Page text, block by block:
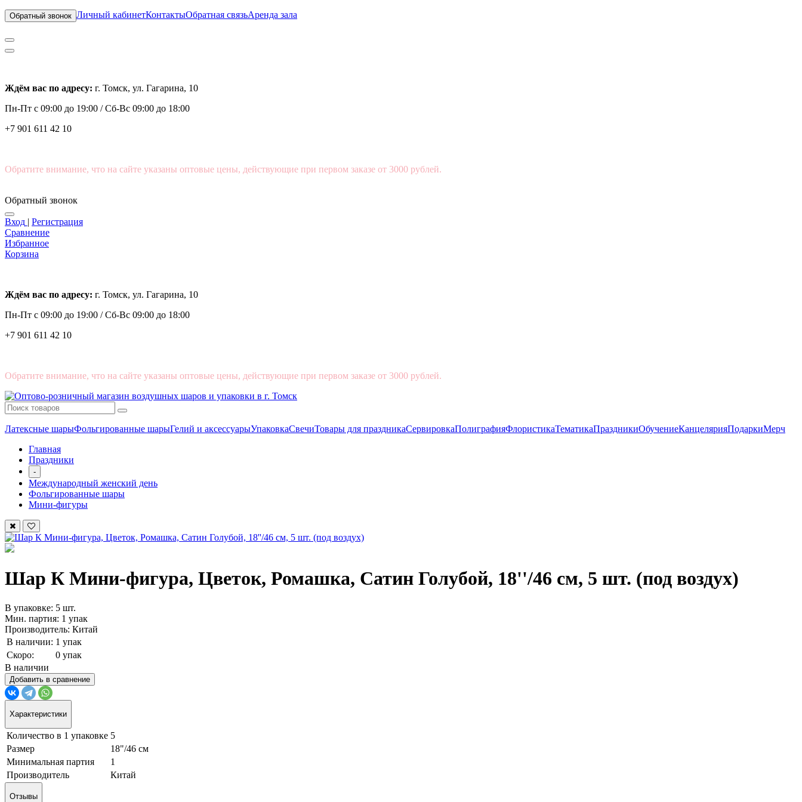
Обратный звонок Личный кабинетКонтактыОбратная связьАренда зала
Ждём вас по адресу: г. Томск, ул. Гагарина, 10
Пн-Пт с 09:00 до 19:00 /Сб-Вс 09:00 до 18:00
+7 901 611 42 10
Обратите внимание, что на сайте указаны оптовые цены, действующие при первом заказе от 3000 рублей.
Обратный звонок
Вход | Регистрация
Сравнение
Избранное
Корзина
Ждём вас по адресу: г. Томск, ул. Гагарина, 10
Пн-Пт с 09:00 до 19:00 /Сб-Вс 09:00 до 18:00
+7 901 611 42 10
Обратите внимание, что на сайте указаны оптовые цены, действующие при первом заказе от 3000 рублей.
Латексные шарыФольгированные шарыГелий и аксессуарыУпаковкаСвечиТовары для праздникаСервировкаПолиграфияФлористикаТематикаПраздникиОбучениеКанцелярияПодаркиМерч
Главная
Праздники
-
Международный женский день
Фольгированные шары
Мини-фигуры
Шар К Мини-фигура, Цветок, Ромашка, Сатин Голубой, 18''/46 см, 5 шт. (под воздух)
В упаковке: 5 шт.
Мин. партия: 1 упак
Производитель: Китай
В наличии: 1 упак
Скоро:
0 упак
В наличии
Добавить в сравнение
Характеристики
Количество в 1 упаковке 5
Размер
18"/46 см
Минимальная партия
1
Производитель
Китай
Отзывы